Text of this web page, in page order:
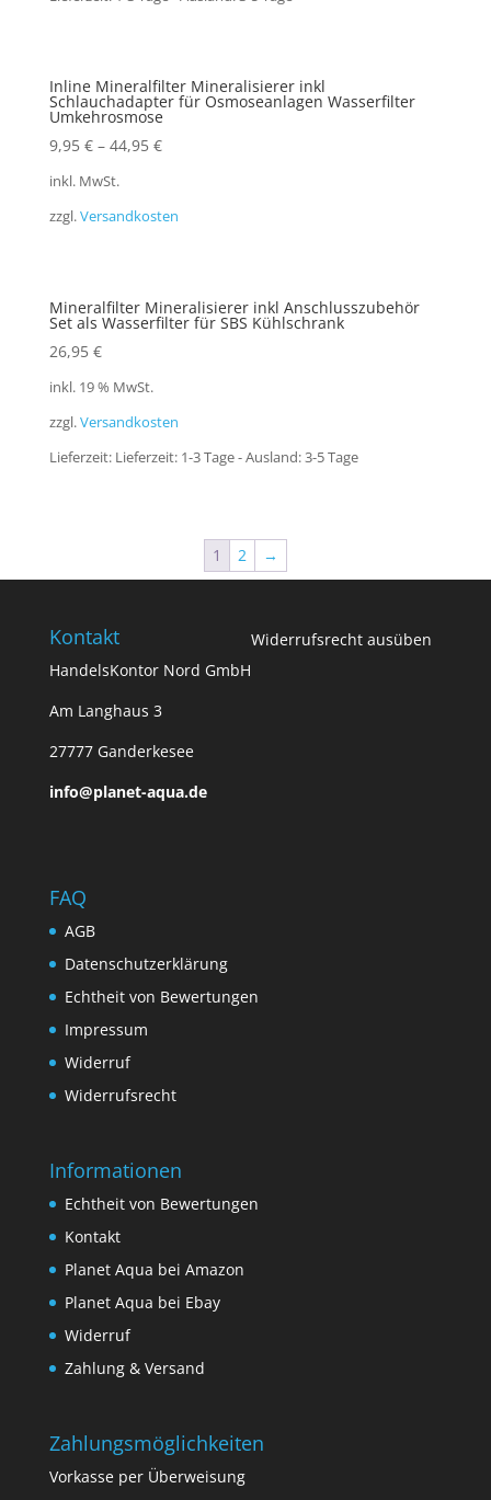
Inline Mineralfilter Mineralisierer inkl
Schlauchadapter für Osmoseanlagen Wasserfilter
Umkehrosmose
9,95 €– 44,95 €
inkl. MwSt.
zzgl.Versandkosten
Mineralfilter Mineralisierer inkl Anschlusszubehör
Set als Wasserfilter für SBS Kühlschrank
26,95 €
inkl. 19 % MwSt.
zzgl.Versandkosten
Lieferzeit: Lieferzeit: 1-3 Tage - Ausland: 3-5 Tage
1 2 →
Kontakt
HandelsKontor Nord GmbH
Am Langhaus 3
27777 Ganderkesee
info@planet-aqua.de
Widerrufsrecht ausüben
FAQ
AGB
Datenschutzerklärung
Echtheit von Bewertungen
Impressum
Widerruf
Widerrufsrecht
Informationen
Echtheit von Bewertungen
Kontakt
Planet Aqua bei Amazon
Planet Aqua bei Ebay
Widerruf
Zahlung & Versand
Zahlungsmöglichkeiten
Vorkasse per Überweisung